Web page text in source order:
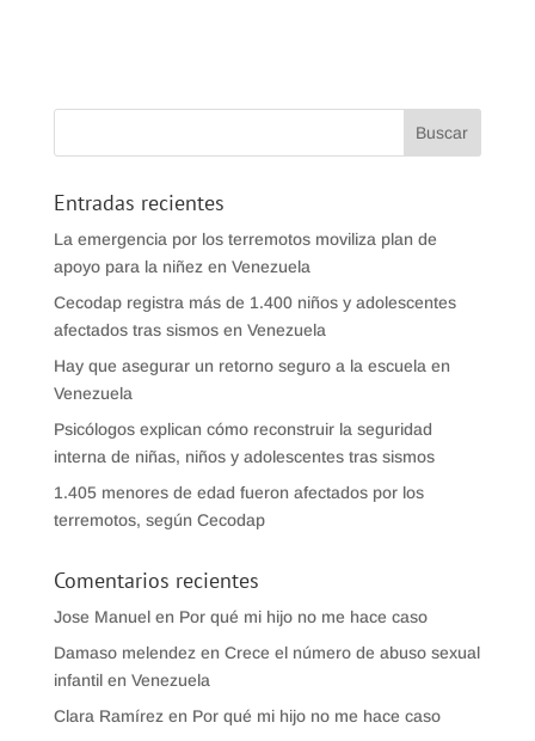
Entradas recientes
La emergencia por los terremotos moviliza plan de
apoyo para la niñez en Venezuela
Cecodap registra más de 1.400 niños y adolescentes
afectados tras sismos en Venezuela
Hay que asegurar un retorno seguro a la escuela en
Venezuela
Psicólogos explican cómo reconstruir la seguridad
interna de niñas, niños y adolescentes tras sismos
1.405 menores de edad fueron afectados por los
terremotos, según Cecodap
Comentarios recientes
Jose Manuelen Por qué mi hijo no me hace caso
Damaso melendez en Crece el número de abuso sexual
infantil en Venezuela
Clara Ramírez en Por qué mi hijo no me hace caso